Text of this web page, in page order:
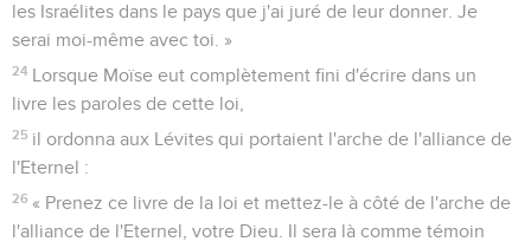
les Israélites dans le pays que j'ai juré de leur donner. Je
serai moi-même avec toi. »
24 Lorsque Moïse eut complètement fini d'écrire dans un
livre les paroles de cette loi,
25 il ordonna aux Lévites qui portaient l'arche de l'alliance de
l'Eternel :
26 « Prenez ce livre de la loi et mettez-le à côté de l'arche de
l'alliance de l'Eternel, votre Dieu. Il sera là comme témoin